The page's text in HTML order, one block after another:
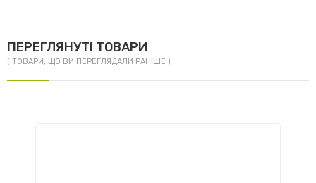
ПЕРЕГЛЯНУТІ ТОВАРИ
( ТОВАРИ, ЩО ВИ ПЕРЕГЛЯДАЛИ РАНІШЕ )